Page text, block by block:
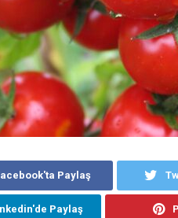
Paylaş
Paylaş